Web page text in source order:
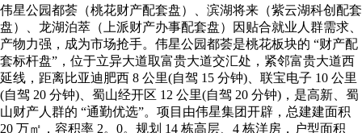
伟星公园都荟（桃花财产配套盘）、滨湖将来（紫云湖科创配套
盘）、龙湖泊萃（上派财产办事配套盘）因贴合就业人群需求、
产物力强，成为市场抢手。伟星公园都荟是桃花板块的 “财产配
套标杆盘”，位于立异大道取富贵大道交汇处，紧邻富贵大道西
延线，距离比亚迪肥西 8 公里(自驾 15 分钟)、联宝电子 10 公里
(自驾 20 分钟)、蜀山经开区 12 公里(自驾 20 分钟)，是高新、蜀
山财产人群的 “通勤优选”。项目由伟星集团开辟，总建建面积
20 万㎡，容积率 2。0。规划 14 栋高层、4 栋洋房，户型面积